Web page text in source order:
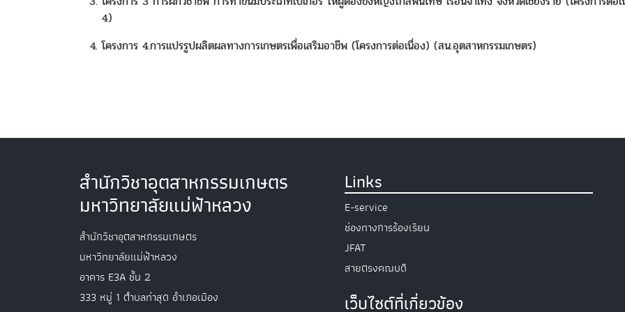
4)
โครงการ 4.การแปรรูปผลิตผลทางการเกษตรเพื่อเสริมอาชีพ (โครงการต่อเนื่อง) (สน.อุตสาหกรรมเกษตร)
สำนักวิชาอุตสาหกรรมเกษตร
มหาวิทยาลัยแม่ฟ้าหลวง
สำนักวิชาอุตสาหกรรมเกษตร
มหาวิทยาลัยแม่ฟ้าหลวง
อาคาร E3A ชั้น 2
333 หมู่ 1 ตำบลท่าสุด อำเภอเมือง
Links
E-service
ช่องทางการร้องเรียน
JFAT
สายตรงคณบดี
เว็บไซต์ที่เกี่ยวข้อง